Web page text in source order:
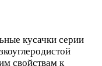
кусачки серии
свойствам к